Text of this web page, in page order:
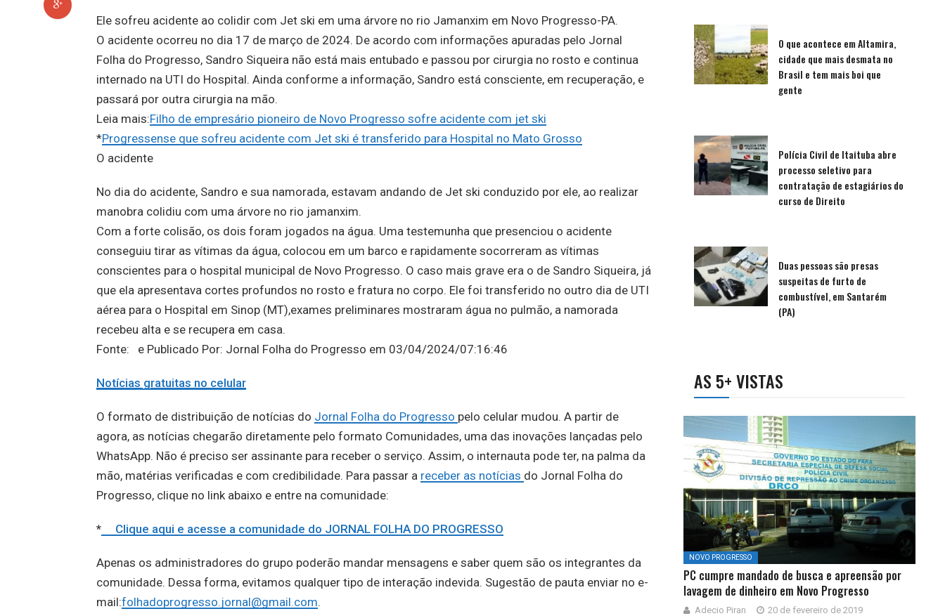
Ele sofreu acidente ao colidir com Jet ski em uma árvore no rio Jamanxim em Novo Progresso-PA.
O acidente ocorreu no dia 17 de março de 2024. De acordo com informações apuradas pelo Jornal
Folha do Progresso, Sandro Siqueira não está mais entubado e passou por cirurgia no rosto e continua
internado na UTI do Hospital. Ainda conforme a informação, Sandro está consciente, em recuperação, e
passará por outra cirurgia na mão.
Leia mais:Filho de empresário pioneiro de Novo Progresso sofre acidente com jet ski
*Progressense que sofreu acidente com Jet ski é transferido para Hospital no Mato Grosso
O acidente
No dia do acidente, Sandro e sua namorada, estavam andando de Jet ski conduzido por ele, ao realizar
manobra colidiu com uma árvore no rio jamanxim.
Com a forte colisão, os dois foram jogados na água. Uma testemunha que presenciou o acidente
conseguiu tirar as vítimas da água, colocou em um barco e rapidamente socorreram as vítimas
conscientes para o hospital municipal de Novo Progresso. O caso mais grave era o de Sandro Siqueira, já
que ela apresentava cortes profundos no rosto e fratura no corpo. Ele foi transferido no outro dia de UTI
aérea para o Hospital em Sinop (MT),exames preliminares mostraram água no pulmão, a namorada
recebeu alta e se recupera em casa.
Fonte: e Publicado Por: Jornal Folha do Progresso em 03/04/2024/07:16:46
Notícias gratuitas no celular
O formato de distribuição de notícias do Jornal Folha do Progresso pelo celular mudou. A partir de
agora, as notícias chegarão diretamente pelo formato Comunidades, uma das inovações lançadas pelo
WhatsApp. Não é preciso ser assinante para receber o serviço. Assim, o internauta pode ter, na palma da
mão, matérias verificadas e com credibilidade. Para passar a receber as notícias do Jornal Folha do
Progresso, clique no link abaixo e entre na comunidade:
* Clique aqui e acesse a comunidade do JORNAL FOLHA DO PROGRESSO
Apenas os administradores do grupo poderão mandar mensagens e saber quem são os integrantes da
comunidade. Dessa forma, evitamos qualquer tipo de interação indevida. Sugestão de pauta enviar no e-
mail:folhadoprogresso.jornal@gmail.com.
O que acontece em Altamira,
cidade que mais desmata no
Brasil e tem mais boi que
gente
Polícia Civil de Itaituba abre
processo seletivo para
contratação de estagiários do
curso de Direito
Duas pessoas são presas
suspeitas de furto de
combustível, em Santarém
(PA)
AS 5+ VISTAS
NOVO PROGRESSO
PC cumpre mandado de busca e apreensão por
lavagem de dinheiro em Novo Progresso
Adecio Piran 20 de fevereiro de 2019